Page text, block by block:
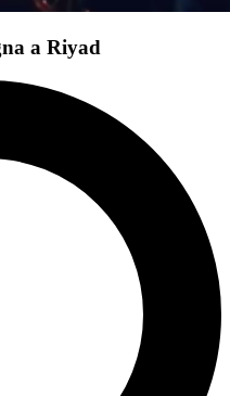
a Riyad